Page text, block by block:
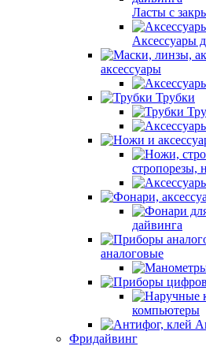
Ласты с
Аксессуары
аксессуары
Трубки
стропорезы,
дайвинга
аналоговые
компьютеры
Фридайвинг